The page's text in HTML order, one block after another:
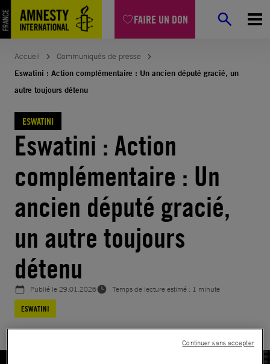
FAIRE UN DON
Aller
au
contenu
Accueil
Communiqués de presse
Eswatini : Action complémentaire : Un ancien député gracié, un
autre toujours détenu
ESWATINI
Eswatini : Action
complémentaire : Un
ancien député gracié,
un autre toujours
détenu
Publié le29.01.2026
Temps de lecture estimé : 1 minute
ESWATINI
Continuer sans accepter